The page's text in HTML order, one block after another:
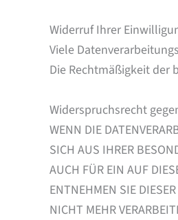
Widerruf Ihrer
Viele
Die Rechtmäßigkeit der
Widerspruchsrecht
WENN DIE
SICH AUS IHRER
AUCH FÜR EIN AUF
ENTNEHMEN SIE
NICHT MEHR